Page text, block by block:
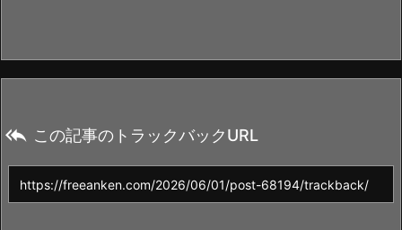
 この記事のトラックバックURL